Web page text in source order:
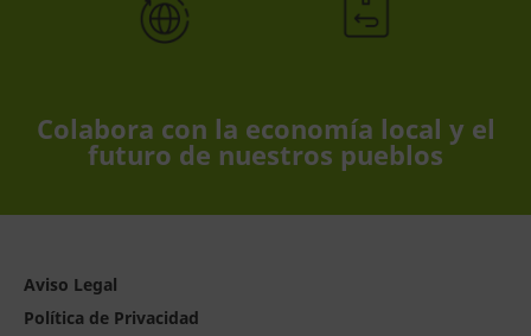
Colabora con la economía local y el
futuro de nuestros pueblos
Aviso Legal
Política de Privacidad